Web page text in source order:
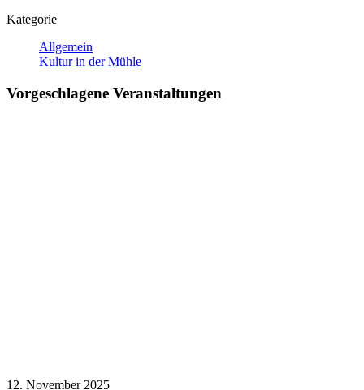
Kategorie
Allgemein
Kultur in der Mühle
Vorgeschlagene Veranstaltungen
12. November 2025